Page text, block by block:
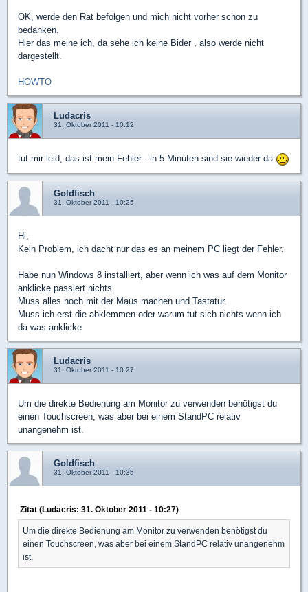
OK, werde den Rat befolgen und mich nicht vorher schon zu
bedanken.
Hier das meine ich, da sehe ich keine Bider , also werde nicht
dargestellt.
HOWTO
Ludacris
31. Oktober 2011 - 10:12
tut mir leid, das ist mein Fehler - in 5 Minuten sind sie wieder da
Goldfisch
31. Oktober 2011 - 10:25
Hi,
Kein Problem, ich dacht nur das es an meinem PC liegt der Fehler.
Habe nun Windows 8 installiert, aber wenn ich was auf dem Monitor
anklicke passiert nichts.
Muss alles noch mit der Maus machen und Tastatur.
Muss ich erst die abklemmen oder warum tut sich nichts wenn ich
da was anklicke
Ludacris
31. Oktober 2011 - 10:27
Um die direkte Bedienung am Monitor zu verwenden benötigst du
einen Touchscreen, was aber bei einem StandPC relativ
unangenehm ist.
Goldfisch
31. Oktober 2011 - 10:35
Zitat (Ludacris: 31. Oktober 2011 - 10:27)
Um die direkte Bedienung am Monitor zu verwenden benötigst du
einen Touchscreen, was aber bei einem StandPC relativ unangenehm
ist.